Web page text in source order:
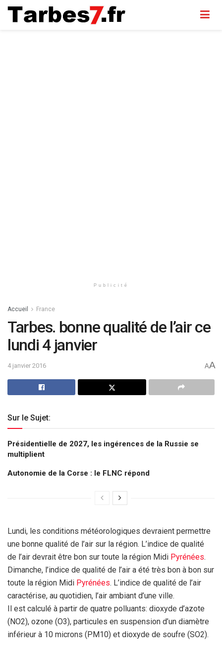
Publicité
Accueil France
Tarbes. bonne qualité de l’air ce
lundi 4 janvier
4 janvier 2016 AA
Sur le Sujet:
Présidentielle de 2027, les ingérences de la Russie se
multiplient
Autonomie de la Corse : le FLNC répond
Lundi, les conditions météorologiques devraient permettre
une bonne qualité de l’air sur la région. L’indice de qualité
de l’air devrait être bon sur toute la région Midi Pyrénées.
Dimanche, l’indice de qualité de l’air a été très bon à bon sur
toute la région Midi Pyrénées. L’indice de qualité de l’air
caractérise, au quotidien, l’air ambiant d’une ville.
Il est calculé à partir de quatre polluants: dioxyde d’azote
(NO2), ozone (O3), particules en suspension d’un diamètre
inférieur à 10 microns (PM10) et dioxyde de soufre (SO2).